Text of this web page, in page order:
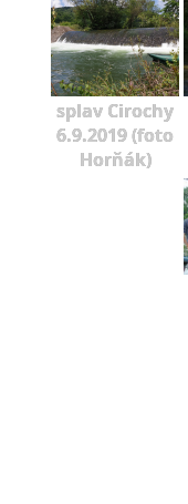
splav Cirochy
6.9.2019 (foto
Horňák)